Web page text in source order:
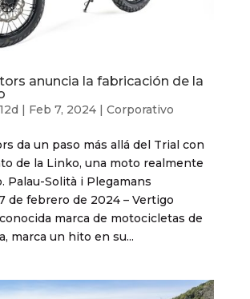
anuncia la fabricación de la
| Feb 7, 2024| Corporativo
da un paso más allá del Trial con
de la Linko, una moto realmente
Palau-Solità i Plegamans
de febrero de 2024 – Vertigo
marca de motocicletas de
marca un hito en su...